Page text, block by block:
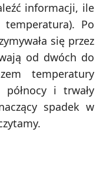
informacji, ile
temperatura). Po
się przez
od dwóch do
temperatury
północy i trwały
spadek w